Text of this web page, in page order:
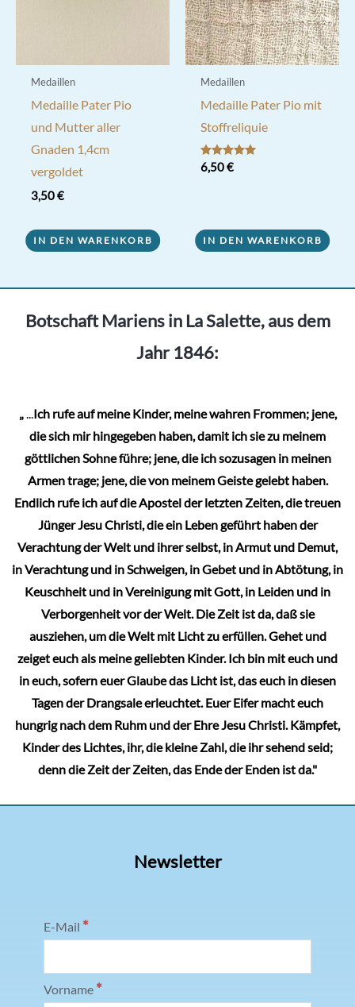
Medaillen
Medaille Pater Pio
und Mutter aller
Gnaden 1,4cm
vergoldet
3,50€
IN DEN WARENKORB
Medaillen
Medaille Pater Pio mit
Stoffreliquie
Bewertet mit
5.00
6,50€
IN DEN WARENKORB
Botschaft Mariens in La Salette, aus dem
Jahr 1846:
„...Ich rufe auf meine Kinder, meine wahren Frommen; jene,
die sich mir hingegeben haben, damit ich sie zu meinem
göttlichen Sohne führe; jene, die ich sozusagen in meinen
Armen trage; jene, die von meinem Geiste gelebt haben.
Endlich rufe ich auf die Apostel der letzten Zeiten, die treuen
Jünger Jesu Christi, die ein Leben geführt haben der
Verachtung der Welt und ihrer selbst, in Armut und Demut,
in Verachtung und in Schweigen, in Gebet und in Abtötung, in
Keuschheit und in Vereinigung mit Gott, in Leiden und in
Verborgenheit vor der Welt. Die Zeit ist da, daß sie
ausziehen, um die Welt mit Licht zu erfüllen. Gehet und
zeiget euch als meine geliebten Kinder. Ich bin mit euch und
in euch, sofern euer Glaube das Licht ist, das euch in diesen
Tagen der Drangsale erleuchtet. Euer Eifer macht euch
hungrig nach dem Ruhm und der Ehre Jesu Christi. Kämpfet,
Kinder des Lichtes, ihr, die kleine Zahl, die ihr sehend seid;
denn die Zeit der Zeiten, das Ende der Enden ist da."
Newsletter
E-Mail *
Vorname *